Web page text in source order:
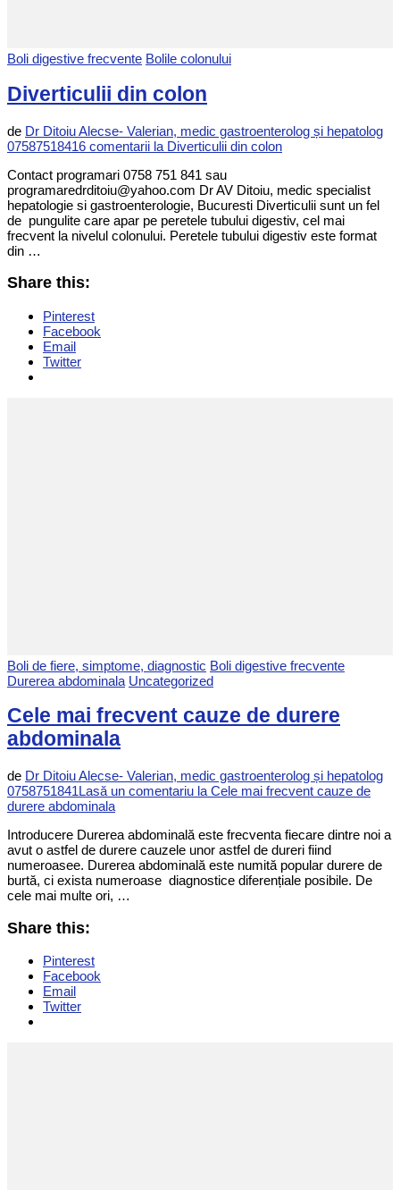
Boli digestive frecvente Bolile colonului
Diverticulii din colon
de Dr Ditoiu Alecse- Valerian, medic gastroenterolog și hepatolog
07587518416 comentarii la Diverticulii din colon
Contact programari 0758 751 841 sau
programaredrditoiu@yahoo.com Dr AV Ditoiu, medic specialist
hepatologie si gastroenterologie, Bucuresti Diverticulii sunt un fel
de pungulite care apar pe peretele tubului digestiv, cel mai
frecvent la nivelul colonului. Peretele tubului digestiv este format
din …
Share this:
Pinterest
Facebook
Email
Twitter
Boli de fiere, simptome, diagnostic Boli digestive frecvente
Durerea abdominala Uncategorized
Cele mai frecvent cauze de durere
abdominala
de Dr Ditoiu Alecse- Valerian, medic gastroenterolog și hepatolog
0758751841Lasă un comentariu la Cele mai frecvent cauze de
durere abdominala
Introducere Durerea abdominală este frecventa fiecare dintre noi a
avut o astfel de durere cauzele unor astfel de dureri fiind
numeroasee. Durerea abdominală este numită popular durere de
burtă, ci exista numeroase diagnostice diferențiale posibile. De
cele mai multe ori, …
Share this:
Pinterest
Facebook
Email
Twitter